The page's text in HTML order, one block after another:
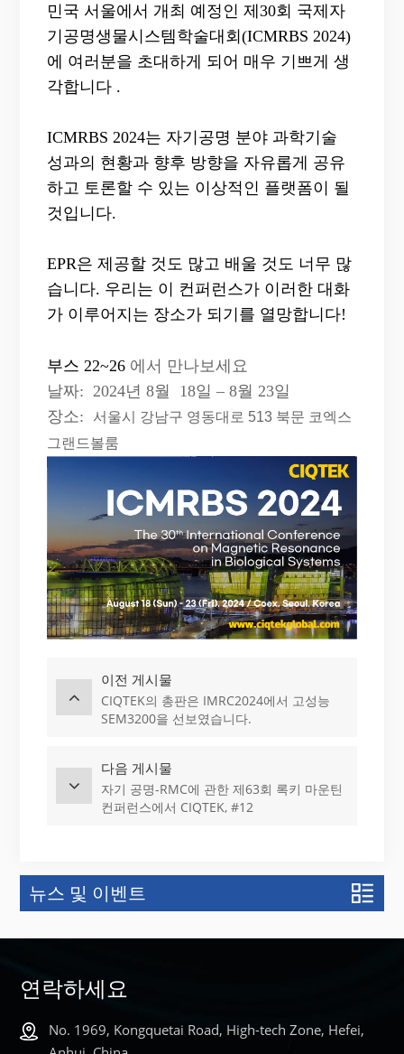
민국 서울에서 개최 예정인 제30회 국제자
기공명생물시스템학술대회(ICMRBS 2024)
에 여러분을 초대하게 되어 매우 기쁘게 생
각합니다 .
ICMRBS 2024는 자기공명 분야 과학기술
성과의 현황과 향후 방향을 자유롭게 공유
하고 토론할 수 있는 이상적인 플랫폼이 될
것입니다.
EPR은 제공할 것도 많고 배울 것도 너무 많
습니다. 우리는 이 컨퍼런스가 이러한 대화
가 이루어지는 장소가 되기를 열망합니다!
부스 22~26 에서 만나보세요
날짜: 2024년8월 18일– 8월 23일
장소:
서울시 강남구 영동대로 513 북문 코엑스
그랜드볼룸
이전 게시물
CIQTEK의 총판은 IMRC2024에서 고성능
SEM3200을 선보였습니다.
다음 게시물
자기 공명-RMC에 관한 제63회 록키 마운틴
컨퍼런스에서 CIQTEK, #12
뉴스 및 이벤트
연락하세요
No. 1969, Kongquetai Road, High-tech Zone, Hefei,